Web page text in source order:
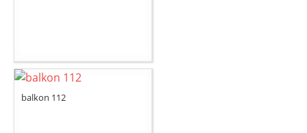
balkon 112